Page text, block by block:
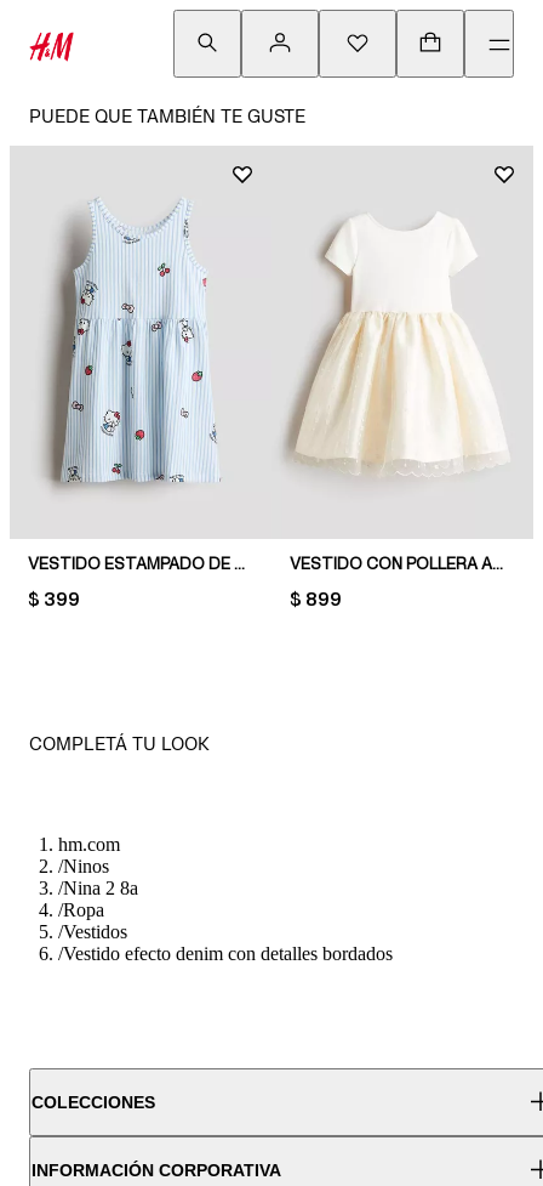
PUEDE QUE TAMBIÉN TE GUSTE
VESTIDO ESTAMPADO DE ALGODÓN
PRICE:
$ 399
VESTIDO CON POLLERA ACAMPANADA
PRICE:
$ 899
COMPLETÁ TU LOOK
hm.com
/Ninos
/Nina 2 8a
/Ropa
/Vestidos
/Vestido efecto denim con detalles bordados
COLECCIONES
INFORMACIÓN CORPORATIVA